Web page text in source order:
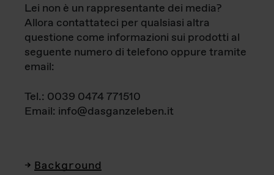
Lei non è un rappresentante dei media?
Allora contattateci per qualsiasi altra
questione come informazioni sui prodotti al
seguente numero di telefono oppure tramite
email:
Tel.: 0039 0474 771510
Email: info@dasganzeleben.it
Background